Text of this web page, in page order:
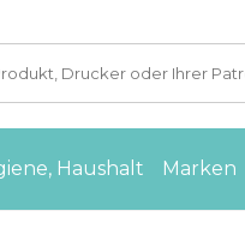
Haushalt Marken